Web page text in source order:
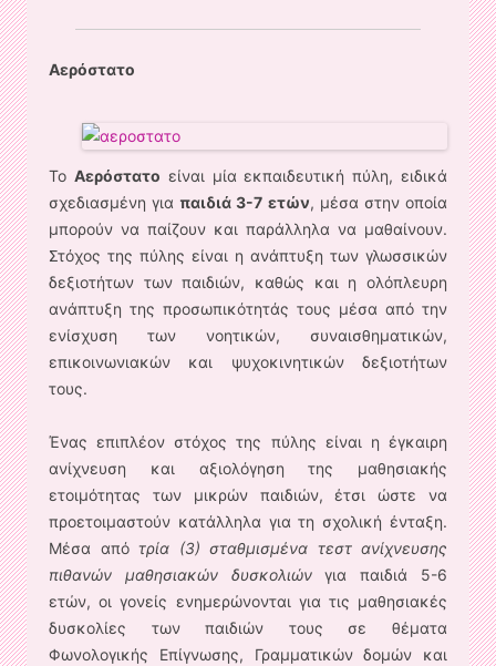
Αερόστατο
Το Αερόστατο είναι μία εκπαιδευτική πύλη, ειδικά
σχεδιασμένη για παιδιά 3-7 ετών, μέσα στην οποία
μπορούν να παίζουν και παράλληλα να μαθαίνουν.
Στόχος της πύλης είναι η ανάπτυξη των γλωσσικών
δεξιοτήτων των παιδιών, καθώς και η ολόπλευρη
ανάπτυξη της προσωπικότητάς τους μέσα από την
ενίσχυση των νοητικών, συναισθηματικών,
επικοινωνιακών και ψυχοκινητικών δεξιοτήτων
τους.
Ένας επιπλέον στόχος της πύλης είναι η έγκαιρη
ανίχνευση και αξιολόγηση της μαθησιακής
ετοιμότητας των μικρών παιδιών, έτσι ώστε να
προετοιμαστούν κατάλληλα για τη σχολική ένταξη.
Μέσα από τρία (3) σταθμισμένα τεστ ανίχνευσης
πιθανών μαθησιακών δυσκολιώνγια παιδιά 5-6
ετών, οι γονείς ενημερώνονται για τις μαθησιακές
δυσκολίες των παιδιών τους σε θέματα
Φωνολογικής Επίγνωσης, Γραμματικών δομών και